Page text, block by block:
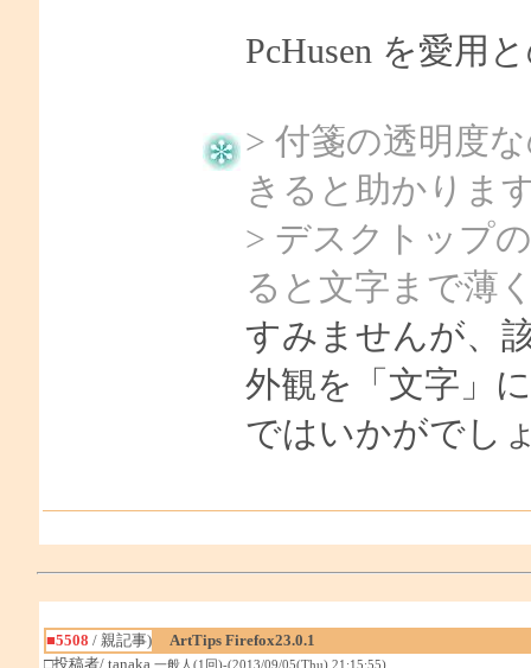
PcHusen を愛用
> 付箋の透明度
きると助かりま
> デスクトップ
ると文字まで薄
すみませんが、
外観を「文字」
ではいかがでし
■5508 / 親記事)
ArtTips Firefox23.0.1
□投稿者/ tanaka 一般人(1回)-(2013/09/05(Thu) 21:15:55)